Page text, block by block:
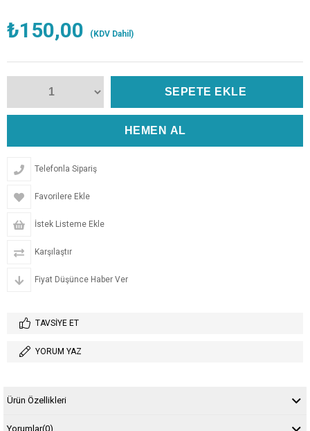
₺150,00 (KDV Dahil)
Telefonla Sipariş
Favorilere Ekle
İstek Listeme Ekle
Karşılaştır
Fiyat Düşünce Haber Ver
TAVSIYE ET
YORUM YAZ
Ürün Özellikleri
Yorumlar(0)